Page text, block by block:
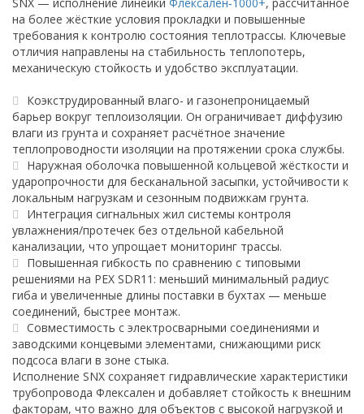
на более жёсткие условия прокладки и повышенные
требования к контролю состояния теплотрассы. Ключевые
отличия направлены на стабильность теплопотерь,
механическую стойкость и удобство эксплуатации.
Коэкструдированный влаго- и газонепроницаемый
барьер вокруг теплоизоляции. Он ограничивает диффузию
влаги из грунта и сохраняет расчётное значение
теплопроводности изоляции на протяжении срока службы.
Наружная оболочка повышенной кольцевой жёсткости и
ударопрочности для бесканальной засыпки, устойчивости к
локальным нагрузкам и сезонным подвижкам грунта.
Интеграция сигнальных жил системы контроля
увлажнения/протечек без отдельной кабельной
канализации, что упрощает мониторинг трассы.
Повышенная гибкость по сравнению с типовыми
решениями на PEX SDR11: меньший минимальный радиус
гиба и увеличенные длины поставки в бухтах — меньше
соединений, быстрее монтаж.
Совместимость с электросварными соединениями и
заводскими концевыми элементами, снижающими риск
подсоса влаги в зоне стыка.
Исполнение SNX сохраняет гидравлические характеристики
трубопровода Флексален и добавляет стойкость к внешним
факторам, что важно для объектов с высокой нагрузкой и